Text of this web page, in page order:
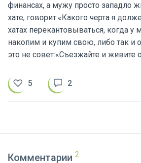
финансах, а мужу просто западло
хате, говорит:«Какого черта я
хатах перекантовываться, когда у
накопим и купим свою, либо так и
это не совет:«Съезжайте и живите
Комментарии